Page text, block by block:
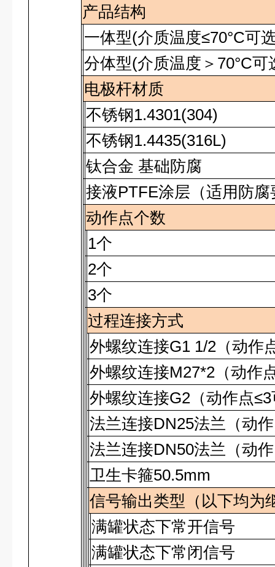
产品结构
一体型(介质温度≤70°C可
分体型(介质温度＞ 70°C可
电极杆材质
不锈钢1.4301(304)
不锈钢1.4435(316L)
钛合金 基础防腐
接液PTFE涂层（适用防
动作点个数
1个
2个
3个
过程连接方式
外螺纹连接G1 1/2 （动作
外螺纹连接M27*2 （动作
外螺纹连接G2 （动作点≤3
法兰连接DN25法兰（动
法兰连接DN50法兰（动
卫生卡箍50.5mm
信号输出类型（以下均为
满罐状态下常开信号
满罐状态下常闭信号